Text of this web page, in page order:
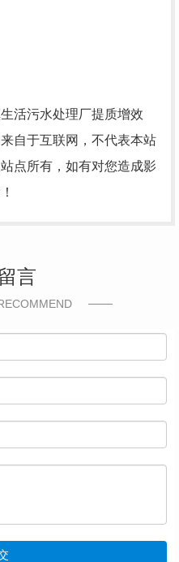
污水处理厂提质增效
自于互联网，不代表本站
点所有，如有对您造成影
言